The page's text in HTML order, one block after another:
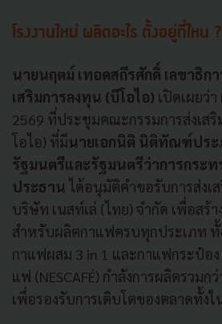
โรงงานใหม่ ผลิตอะไร ตั้งอยู่ที่ไหน ?
นายนฤตม์ เทอดสถีรศักดิ์ เลขาธิก
เสริมการลงทุน (บีโอไอ) เปิดเผยว่
2569 ที่ประชุมคณะกรรมการส่งเส
โอไอ) ที่มีนายเอกนิติ นิติทัณฑ์ประ
รัฐมนตรีและรัฐมนตรีว่าการกระท
ประธาน ได้อนุมัติคำขอรับการส่งเ
บริษัท เนสท์เล่ (ไทย) จำกัด เพื่อสร้
สำหรับผลิตกาแฟครบทุกประเภท ทั้
กาแฟผสม 3 in 1 และกาแฟกระป๋อ
แฟ (NESCAFÉ) กำลังการผลิตรวม
เพื่อรองรับการเติบโตของตลาดทั้ง